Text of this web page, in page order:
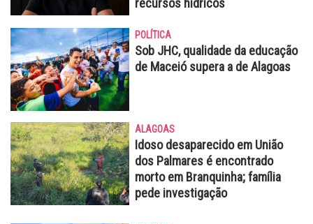
recursos hídricos
POLÍTICA
Sob JHC, qualidade da educação
de Maceió supera a de Alagoas
ALAGOAS
Idoso desaparecido em União
dos Palmares é encontrado
morto em Branquinha; família
pede investigação